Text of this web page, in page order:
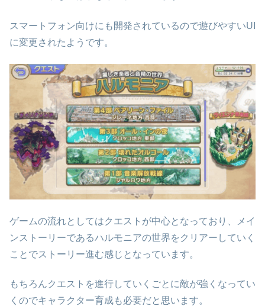
スマートフォン向けにも開発されているので遊びやすいUI
に変更されたようです。
ゲームの流れとしてはクエストが中心となっており、メイ
ンストーリーであるハルモニアの世界をクリアーしていく
ことでストーリー進む感じとなっています。
もちろんクエストを進行していくごとに敵が強くなってい
くのでキャラクター育成も必要だと思います。